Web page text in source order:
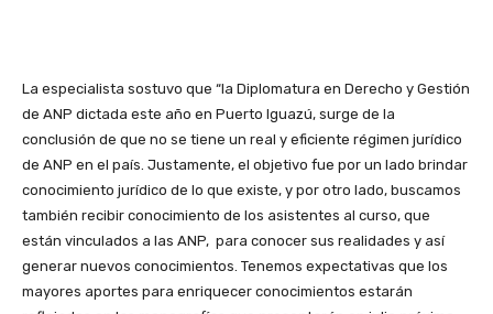
La especialista sostuvo que “la Diplomatura en Derecho y Gestión
de ANP dictada este año en Puerto Iguazú, surge de la
conclusión de que no se tiene un real y eficiente régimen jurídico
de ANP en el país. Justamente, el objetivo fue por un lado brindar
conocimiento jurídico de lo que existe, y por otro lado, buscamos
también recibir conocimiento de los asistentes al curso, que
están vinculados a las ANP, para conocer sus realidades y así
generar nuevos conocimientos. Tenemos expectativas que los
mayores aportes para enriquecer conocimientos estarán